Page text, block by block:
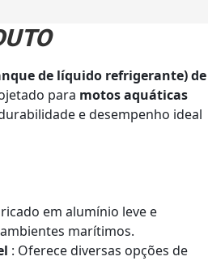
de líquido refrigerante) de
para motos aquáticas
e desempenho ideal
em alumínio leve e
marítimos.
: Oferece diversas opções de